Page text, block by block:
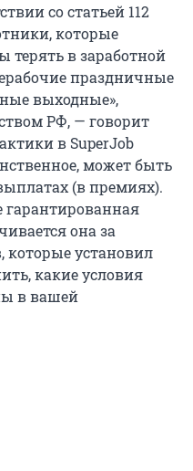
со статьей 112
которые
терять в заработной
праздничные
выходные»,
РФ, — говорит
в SuperJob
может быть
(в премиях).
гарантированная
она за
которые установил
какие условия
в вашей